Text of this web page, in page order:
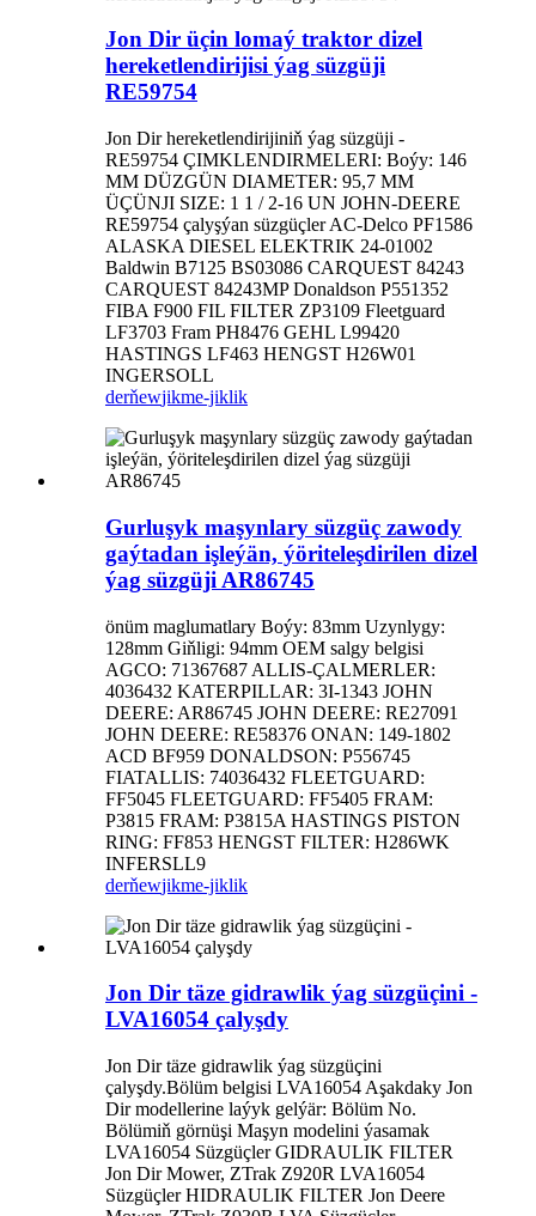
Jon Dir üçin lomaý traktor dizel
hereketlendirijisi ýag süzgüji
RE59754
Jon Dir hereketlendirijiniň ýag süzgüji -
RE59754 ÇIMKLENDIRMELERI: Boýy: 146
MM DÜZGÜN DIAMETER: 95,7 MM
ÜÇÜNJI SIZE: 1 1 / 2-16 UN JOHN-DEERE
RE59754 çalyşýan süzgüçler AC-Delco PF1586
ALASKA DIESEL ELEKTRIK 24-01002
Baldwin B7125 BS03086 CARQUEST 84243
CARQUEST 84243MP Donaldson P551352
FIBA ​​F900 FIL FILTER ZP3109 Fleetguard
LF3703 Fram PH8476 GEHL L99420
HASTINGS LF463 HENGST H26W01
INGERSOLL
derňewjikme-jiklik
Gurluşyk maşynlary süzgüç zawody
gaýtadan işleýän, ýöriteleşdirilen dizel
ýag süzgüji AR86745
önüm maglumatlary Boýy: 83mm Uzynlygy:
128mm Giňligi: 94mm OEM salgy belgisi
AGCO: 71367687 ALLIS-ÇALMERLER:
4036432 KATERPILLAR: 3I-1343 JOHN
DEERE: AR86745 JOHN DEERE: RE27091
JOHN DEERE: RE58376 ONAN: 149-1802
ACD BF959 DONALDSON: P556745
FIATALLIS: 74036432 FLEETGUARD:
FF5045 FLEETGUARD: FF5405 FRAM:
P3815 FRAM: P3815A HASTINGS PISTON
RING: FF853 HENGST FILTER: H286WK
INFERSLL9
derňewjikme-jiklik
Jon Dir täze gidrawlik ýag süzgüçini -
LVA16054 çalyşdy
Jon Dir täze gidrawlik ýag süzgüçini
çalyşdy.Bölüm belgisi LVA16054 Aşakdaky Jon
Dir modellerine laýyk gelýär: Bölüm No.
Bölümiň görnüşi Maşyn modelini ýasamak
LVA16054 Süzgüçler GIDRAULIK FILTER
Jon Dir Mower, ZTrak Z920R LVA16054
Süzgüçler HIDRAULIK FILTER Jon Deere